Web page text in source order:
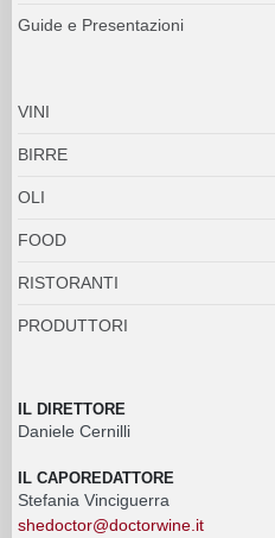
Guide e Presentazioni
VINI
BIRRE
OLI
FOOD
RISTORANTI
PRODUTTORI
IL DIRETTORE
Daniele Cernilli
IL CAPOREDATTORE
Stefania Vinciguerra
shedoctor@doctorwine.it